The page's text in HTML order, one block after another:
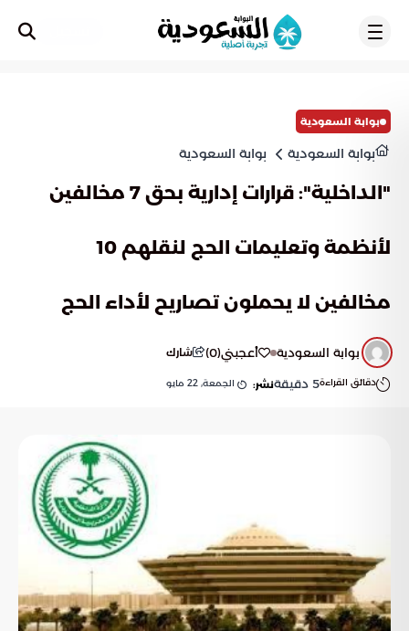
بوابة السعودية
بوابة السعودية بوابة السعودية
"الداخلية": قرارات إدارية بحق 7 مخالفين
لأنظمة وتعليمات الحج لنقلهم 10
مخالفين لا يحملون تصاريح لأداء الحج
بوابة السعودية أعجبني(
0
) شارك
دقائق القراءة5 دقيقةنشر: الجمعة, 22 مايو